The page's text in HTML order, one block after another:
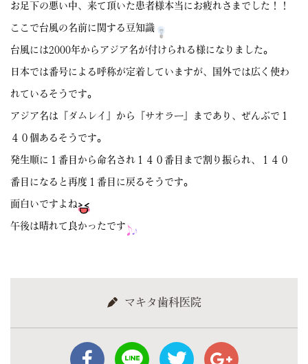
お足下の悪い中、来て頂いた患者様本当にお疲れさまでした！！
ここで台風の名前に関する豆知識
台風には2000年からアジア名が付けられる様になりました。
日本では番号による呼称が定着していますが、国外では広く使わ
れているそうです。
アジア名は『ダムレイ』から『サオラー』まであり、ぜんぶで１
４０個あるそうです。
発生順に１番目から命名され１４０番目まで割り振られ、１４０
番目になると再度１番目に戻るそうです。
面白いですよね
午後は晴れて良かったです
マキタ歯科医院